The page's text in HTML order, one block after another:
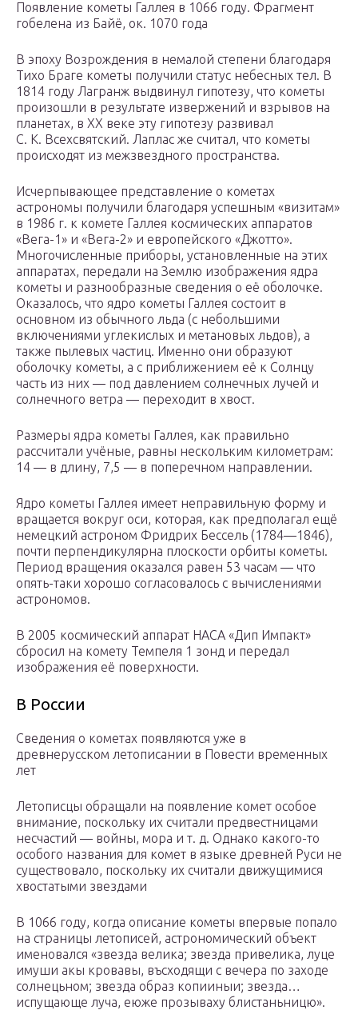
Появление кометы Галлея в 1066 году. Фрагмент
гобелена из Байё, ок. 1070 года
В эпоху Возрождения в немалой степени благодаря
Тихо Браге кометы получили статус небесных тел. В
1814 году Лагранж выдвинул гипотезу, что кометы
произошли в результате извержений и взрывов на
планетах, в XX веке эту гипотезу развивал
С. К. Всехсвятский. Лаплас же считал, что кометы
происходят из межзвездного пространства.
Исчерпывающее представление о кометах
астрономы получили благодаря успешным «визитам»
в 1986 г. к комете Галлея космических аппаратов
«Вега-1» и «Вега-2» и европейского «Джотто».
Многочисленные приборы, установленные на этих
аппаратах, передали на Землю изображения ядра
кометы и разнообразные сведения о её оболочке.
Оказалось, что ядро кометы Галлея состоит в
основном из обычного льда (с небольшими
включениями углекислых и метановых льдов), а
также пылевых частиц. Именно они образуют
оболочку кометы, а с приближением её к Солнцу
часть из них — под давлением солнечных лучей и
солнечного ветра — переходит в хвост.
Размеры ядра кометы Галлея, как правильно
рассчитали учёные, равны нескольким километрам:
14 — в длину, 7,5 — в поперечном направлении.
Ядро кометы Галлея имеет неправильную форму и
вращается вокруг оси, которая, как предполагал ещё
немецкий астроном Фридрих Бессель (1784—1846),
почти перпендикулярна плоскости орбиты кометы.
Период вращения оказался равен 53 часам — что
опять-таки хорошо согласовалось с вычислениями
астрономов.
В 2005 космический аппарат НАСА «Дип Импакт»
сбросил на комету Темпеля 1 зонд и передал
изображения её поверхности.
В России
Сведения о кометах появляются уже в
древнерусском летописании в Повести временных
лет
Летописцы обращали на появление комет особое
внимание, поскольку их считали предвестницами
несчастий — войны, мора и т. д. Однако какого-то
особого названия для комет в языке древней Руси не
существовало, поскольку их считали движущимися
хвостатыми звездами
В 1066 году, когда описание кометы впервые попало
на страницы летописей, астрономический объект
именовался «звезда велика; звезда привелика, луце
имуши акы кровавы, въсходящи с вечера по заходе
солнецьном; звезда образ копииныи; звезда…
испущающе луча, еюже прозываху блистаньницю».